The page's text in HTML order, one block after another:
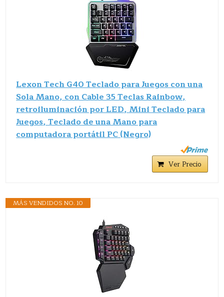
Lexon Tech G40 Teclado para Juegos con una
Sola Mano, con Cable 35 Teclas Rainbow,
retroiluminación por LED, Mini Teclado para
Juegos, Teclado de una Mano para
computadora portátil PC (Negro)
Ver Precio
MÁS VENDIDOS NO. 10